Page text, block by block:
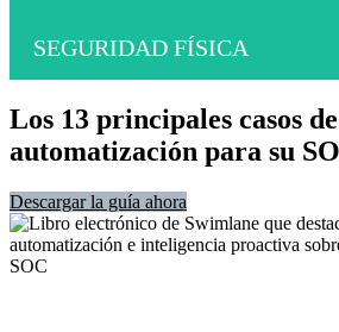
SEGURIDAD FÍSICA
Los 13 principales casos
automatización para su
Descargar la guía ahora